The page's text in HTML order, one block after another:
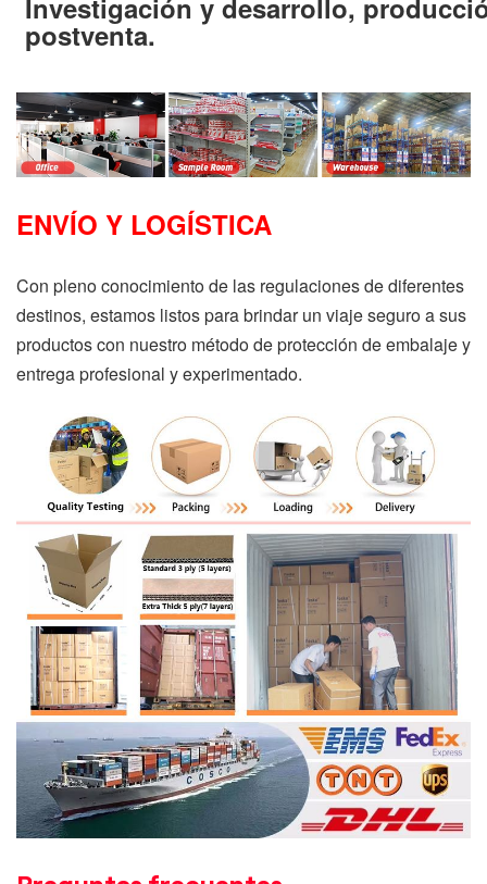
Investigación y desarrollo,
postventa.
ENVÍO Y LOGÍSTICA
Con pleno conocimiento de las regulaciones de diferentes
destinos, estamos listos para brindar un viaje seguro a sus
productos con nuestro método de protección de embalaje y
entrega profesional y experimentado.